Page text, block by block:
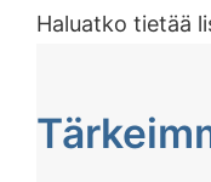
Haluatko tietää